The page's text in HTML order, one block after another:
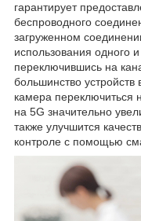
гарантирует
беспроводного
загруженном
использования одного
переключившись на
большинство
камера переключиться
на 5G значительно
также улучшится
контроле с помощью